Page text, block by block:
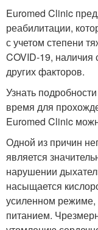
Euromed Clinic
реабилитации,
с учетом степени
COVID-19, наличия
других факторов.
Узнать
время для
Euromed Clinic
Одной из причин
является
нарушении
насыщается
усиленном режиме,
питанием.